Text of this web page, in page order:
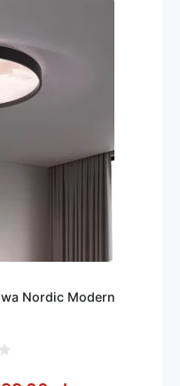
Nordic Modern